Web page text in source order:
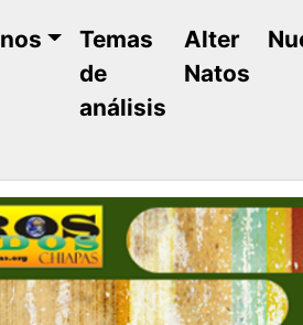
Temas
de
análisis
Alter
Natos